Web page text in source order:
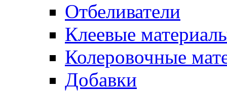
Отбеливатели
Клеевые
Колеровочные
Добавки